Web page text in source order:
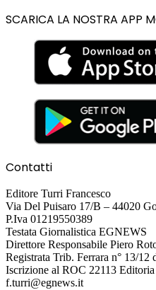
SCARICA LA NOSTRA APP
Contatti
Editore Turri Francesco
Via Del Puisaro 17/B – 44020
P.Iva 01219550389
Testata Giornalistica EGNEWS
Direttore Responsabile Piero
Registrata Trib. Ferrara n° 13/12
Iscrizione al ROC 22113
f.turri@egnews.it